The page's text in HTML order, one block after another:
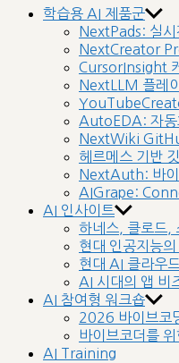
학습용 AI 제품군
NextPads: 실시
NextCreator
CursorInsight
NextLLM 플레
AutoEDA: 자동
NextWiki
헤르메스 기반
NextAuth: 바이
AIGrape:
AI 인사이트
하네스, 클로드,
현대 인공지능
현대 AI 클라우
AI 시대의 앱 비
AI 참여형 워크숍
2026 바이브코
바이브코더를
AI Training